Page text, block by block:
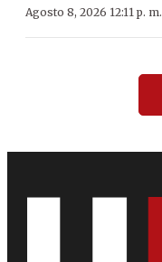
Agosto 8, 2026 12:11 p. m.